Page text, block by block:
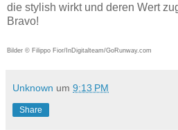
die stylish wirkt und deren Wert
Bravo!
Bilder © Filippo Fior/InDigitalteam/GoRunway.com
Unknown um 9:13 PM
Share